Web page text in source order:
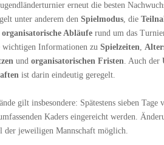
erneut die besten
unter anderem denSpielmodus, die
organisatorische Abläufe rund um das
wichtigen Informationen zuSpielzeiten,
undorganisatorischen Fristen. Auch der
ist darin eindeutig geregelt.
gilt insbesondere: Spätestens sieben
Kaders eingereicht werden.
der jeweiligen Mannschaft möglich.